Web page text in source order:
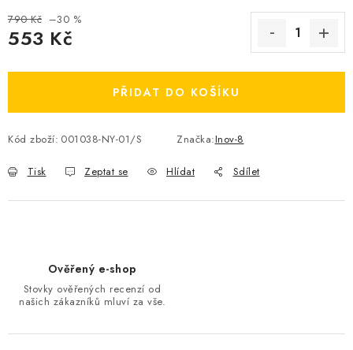
Ceník dopravy
Jak vyměnit nebo vrátit zboží
Ochrana osobních údajů
Zásady používání souborů cookies
Kontakt
790 Kč –30 %
553 Kč
PŘIDAT DO KOŠÍKU
Kód zboží: 001038-NY-01/S Značka:Inov-8
Tisk Zeptat se Hlídat Sdílet
Ověřený e-shop
Stovky ověřených recenzí od
našich zákazníků mluví za vše.